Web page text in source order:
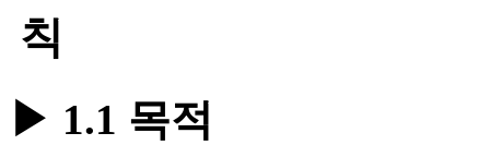
▶ 1.1 목적